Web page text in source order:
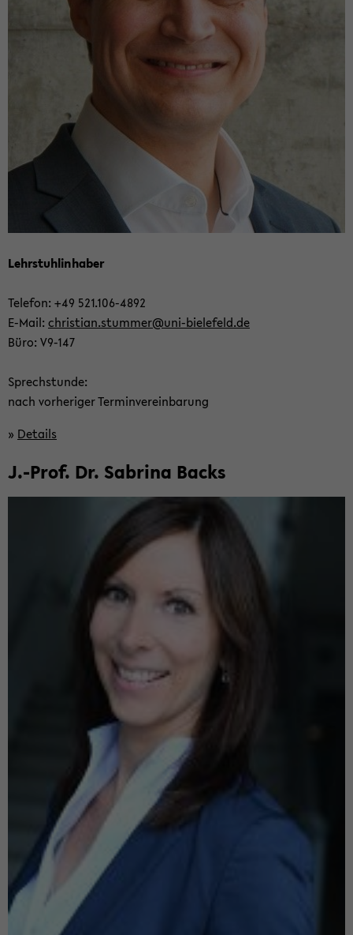
Lehr­stuhl­in­ha­ber
Te­le­fon: +49 521.106-​4892
E-​Mail: chris­ti­an.stum­mer@uni-​bielefeld.de
Büro: V9-​147
Sprech­stun­de:
nach vor­he­ri­ger Ter­min­ver­ein­ba­rung
» De­tails
J.-Prof. Dr. Sa­bri­na Backs